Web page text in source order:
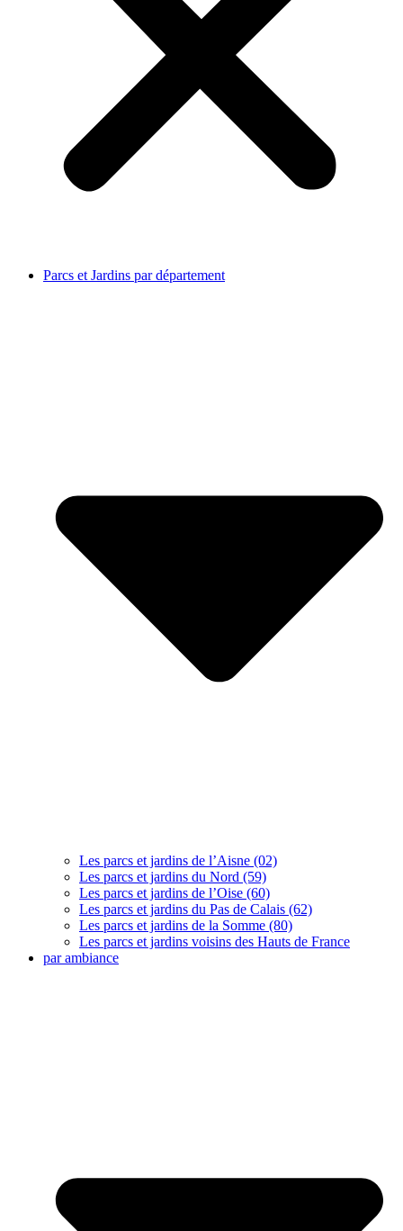
Parcs et Jardins par département
Les parcs et jardins de l’Aisne (02)
Les parcs et jardins du Nord (59)
Les parcs et jardins de l’Oise (60)
Les parcs et jardins du Pas de Calais (62)
Les parcs et jardins de la Somme (80)
Les parcs et jardins voisins des Hauts de France
par ambiance